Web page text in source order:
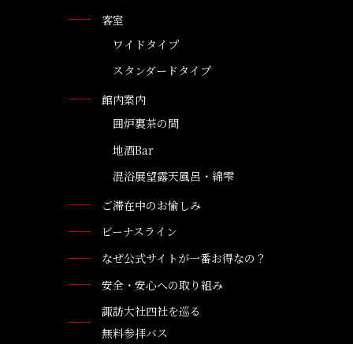
客室
ワイドタイプ
スタンダードタイプ
館内案内
囲炉裏茶の間
地酒Bar
混浴展望露天風呂・綿雫
ご滞在中のお愉しみ
ビーナスライン
なぜ公式サイトが一番お得なの？
安全・安心への取り組み
諏訪大社四社を巡る
無料参拝バス